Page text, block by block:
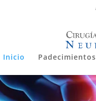
Inicio Padecimientos